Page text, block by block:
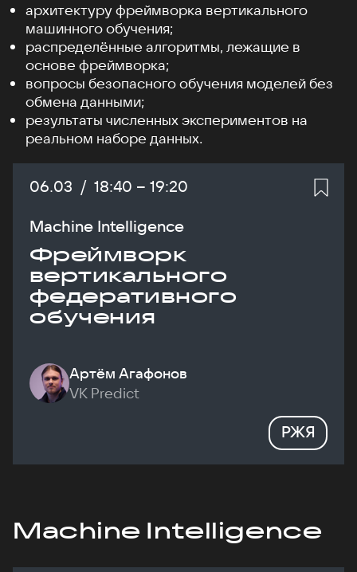
архитектуру фреймворка вертикального
машинного обучения;
распределённые алгоритмы, лежащие в
основе фреймворка;
вопросы безопасного обучения моделей без
обмена данными;
результаты численных экспериментов на
реальном наборе данных.
Дата:
06.03 / Начало:
18:40 – Конец:
19:20
Machine Intelligence
Фреймворк
вертикального
федеративного
обучения
Артём Агафонов
VK Predict
РЖЯ
Machine Intelligence